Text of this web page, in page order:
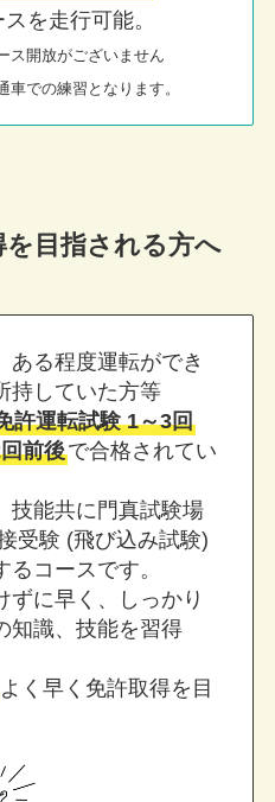
スを走行可能。
ス開放がございません
での練習となります。
目指される方へ
ある程度運転ができ
持していた方等
許運転試験 1～3回
前後で合格されてい
技能共に門真試験場
受験 (飛び込み試験)
コースです。
ずに早く、しっかり
知識、技能を習得
よく早く免許取得を目